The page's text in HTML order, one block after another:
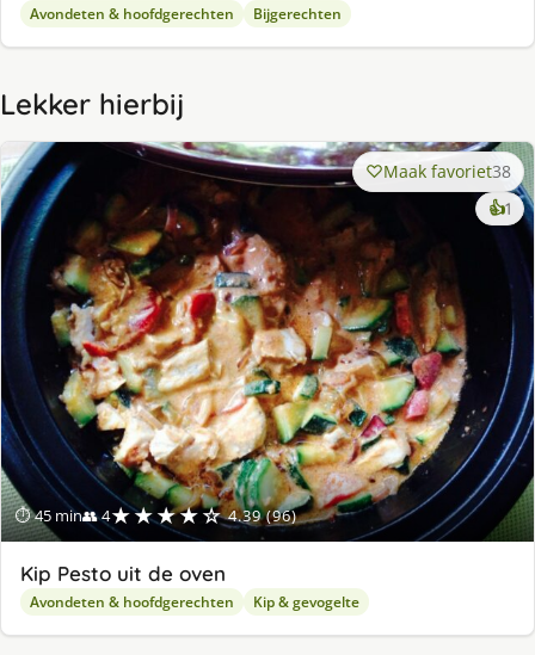
Avondeten & hoofdgerechten Bijgerechten
Lekker hierbij
⏱ 45 min👥 4★★★★☆ 4.39 (96)
Maak favoriet38
👍1
Kip Pesto uit de oven
Avondeten & hoofdgerechten Kip & gevogelte